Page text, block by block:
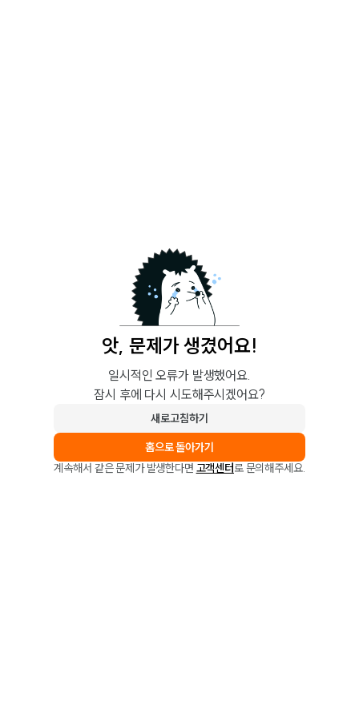
앗, 문제가 생겼어요!
일시적인 오류가 발생했어요.
잠시 후에 다시 시도해주시겠어요?
새로고침하기
홈으로 돌아가기
계속해서 같은 문제가 발생한다면 고객센터로 문의해주세요.